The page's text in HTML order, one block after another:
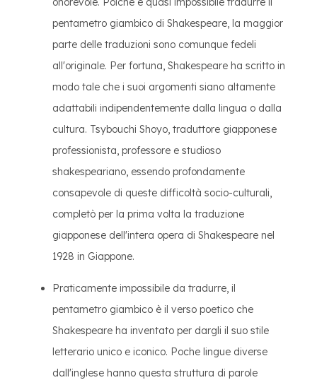
pentametro giambico di Shakespeare, la maggior
parte delle traduzioni sono comunque fedeli
all'originale. Per fortuna, Shakespeare ha scritto in
modo tale che i suoi argomenti siano altamente
adattabili indipendentemente dalla lingua o dalla
cultura. Tsybouchi Shoyo, traduttore giapponese
professionista, professore e studioso
shakespeariano, essendo profondamente
consapevole di queste difficoltà socio-culturali,
completò per la prima volta la traduzione
giapponese dell'intera opera di Shakespeare nel
1928 in Giappone.
Praticamente impossibile da tradurre, il
pentametro giambico è il verso poetico che
Shakespeare ha inventato per dargli il suo stile
letterario unico e iconico. Poche lingue diverse
dall'inglese hanno questa struttura di parole